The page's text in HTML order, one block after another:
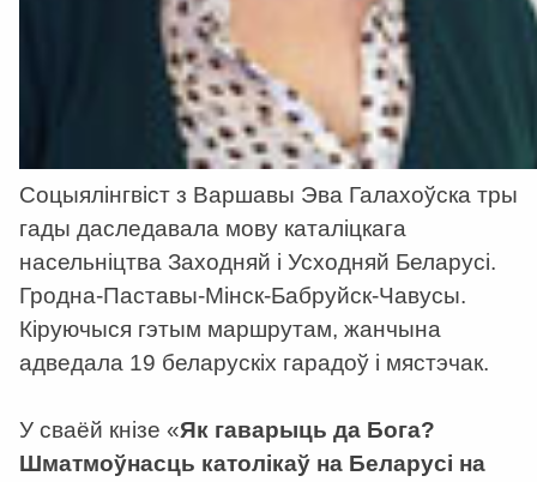
Соцыялінгвіст з Варшавы Эва Галахоўска тры
гады даследавала мову каталіцкага
насельніцтва Заходняй і Усходняй Беларусі.
Гродна-Паставы-Мінск-Бабруйск-Чавусы.
Кіруючыся гэтым маршрутам, жанчына
адведала 19 беларускіх гарадоў і мястэчак.
У сваёй кнізе «Як гаварыць да Бога?
Шматмоўнасць католікаў на Беларусі на